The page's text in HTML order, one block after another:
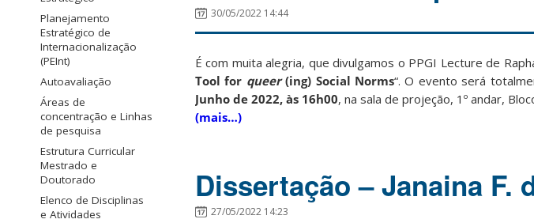
Planejamento
Estratégico de
Internacionalização
(PEInt)
Autoavaliação
Áreas de
concentração e Linhas
de pesquisa
Estrutura Curricular
Mestrado e
Doutorado
Elenco de Disciplinas
e Atividades
30/05/2022 14:44
É com muita alegria, que divulgamos o PPGI Lecture de
Tool for queer(ing) Social Norms“. O evento será
Junho de 2022, às 16h00, na sala de projeção, 1º andar,
(mais…)
Dissertação – Janaina F.
27/05/2022 14:23